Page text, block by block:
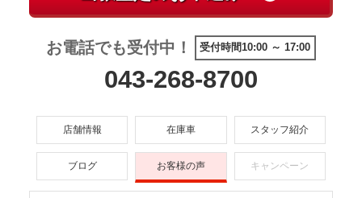
お電話でも受付中！ 受付時間10:00 ～ 17:00
043-268-8700
店舗情報 在庫車 スタッフ紹介
ブログ お客様の声 キャンペーン